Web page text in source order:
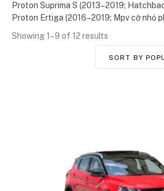
Proton Suprima S (2013–2019;
Proton Ertiga (2016–2019; Mpv cỡ nhỏ
Showing 1–9 of 12 results
SORT BY